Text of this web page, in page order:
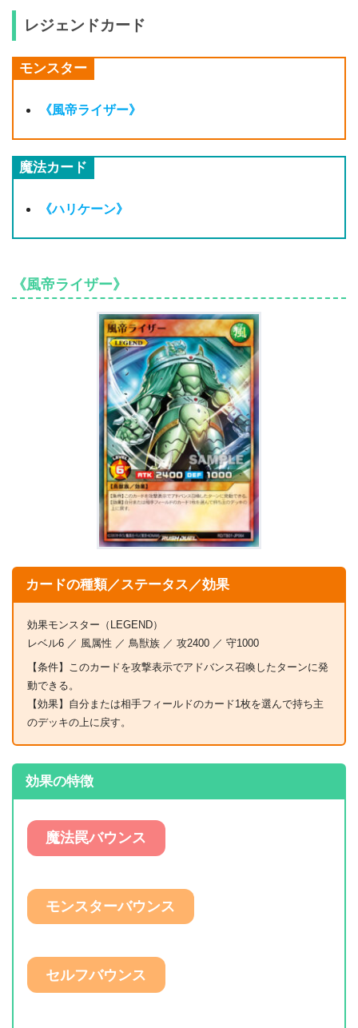
レジェンドカード
モンスター
《風帝ライザー》
魔法カード
《ハリケーン》
《風帝ライザー》
カードの種類／ステータス／効果
効果モンスター（LEGEND）
レベル6 ／ 風属性 ／ 鳥獣族 ／ 攻2400 ／ 守1000
【条件】このカードを攻撃表示でアドバンス召喚したターンに発
動できる。
【効果】自分または相手フィールドのカード1枚を選んで持ち主
のデッキの上に戻す。
効果の特徴
魔法罠バウンス
モンスターバウンス
セルフバウンス